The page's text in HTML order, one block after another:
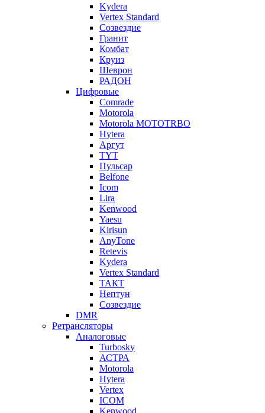
Kydera
Vertex Standard
Созвездие
Гранит
Комбат
Круиз
Шеврон
РАДОН
Цифровые
Comrade
Motorola
Motorola MOTOTRBO
Hytera
Аргут
TYT
Пульсар
Belfone
Icom
Lira
Kenwood
Yaesu
Kirisun
AnyTone
Retevis
Kydera
Vertex Standard
ТАКТ
Нептун
Созвездие
DMR
Ретрансляторы
Аналоговые
Turbosky
АСТРА
Motorola
Hytera
Vertex
ICOM